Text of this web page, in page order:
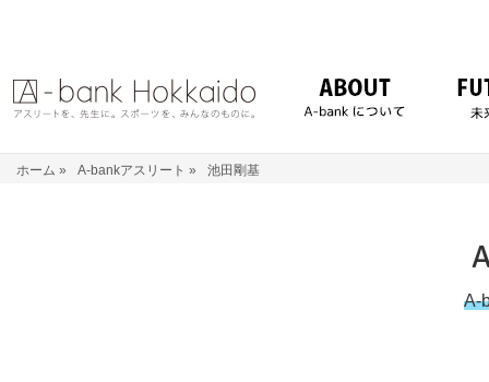
ホーム » A-bankアスリート » 池田剛基
A-